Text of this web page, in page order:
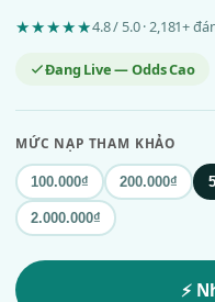
★★★★★4.8 / 5.0 · 2,181+
Đang Live — Odds Cao
MỨC NẠP THAM KHẢO
100.000₫ 200.000₫
2.000.000₫
⚡